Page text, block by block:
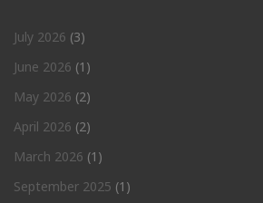
July 2026 (3)
June 2026 (1)
May 2026 (2)
April 2026 (2)
March 2026 (1)
September 2025 (1)